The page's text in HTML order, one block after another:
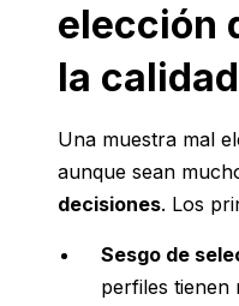
elección
la
Una muestra mal
aunque sean
decisiones. Los
Sesgo de
perfiles tienen